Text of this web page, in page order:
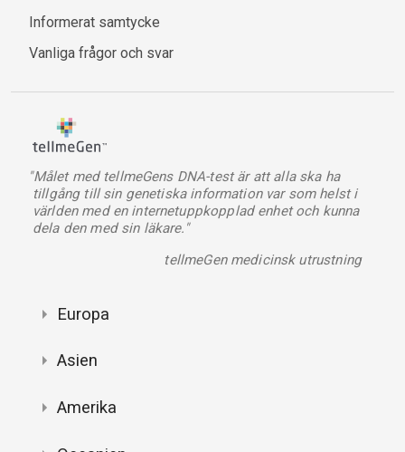
Informerat samtycke
Vanliga frågor och svar
"Målet med tellmeGens DNA-test är att alla ska ha
tillgång till sin genetiska information var som helst i
världen med en internetuppkopplad enhet och kunna
dela den med sin läkare."
tellmeGen medicinsk utrustning
Europa
Asien
Amerika